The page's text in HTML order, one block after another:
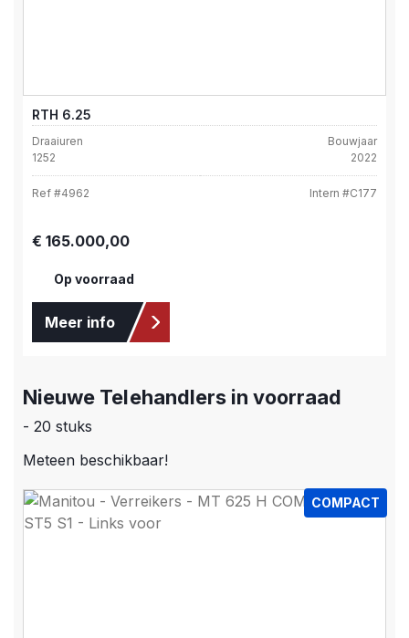
RTH 6.25
Draaiuren
1252
Bouwjaar
2022
Ref #4962 Intern #C177
Normale prijs:
€ 165.000,00
Op voorraad
Meer info
Nieuwe Telehandlers in voorraad
- 20 stuks
Meteen beschikbaar!
COMPACT